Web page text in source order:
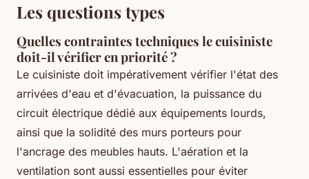
Les questions types
Quelles contraintes techniques le cuisiniste
doit-il vérifier en priorité ?
Le cuisiniste doit impérativement vérifier l'état des
arrivées d'eau et d'évacuation, la puissance du
circuit électrique dédié aux équipements lourds,
ainsi que la solidité des murs porteurs pour
l'ancrage des meubles hauts. L'aération et la
ventilation sont aussi essentielles pour éviter